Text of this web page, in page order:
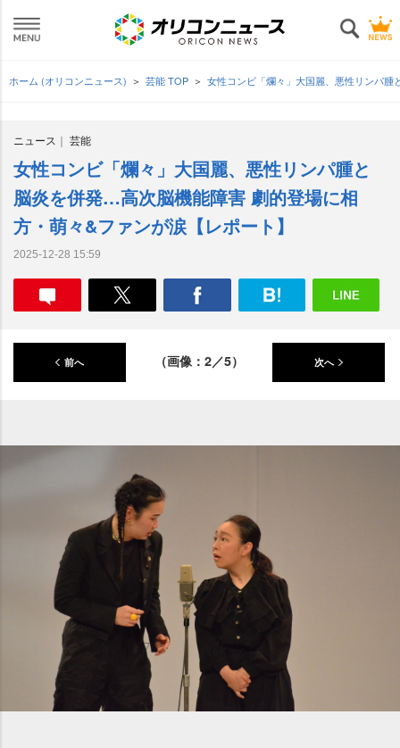
ホーム (オリコンニュース) 芸能 TOP 女性コンビ「爛々」大国麗、悪性リンパ
ニュース 芸能
女性コンビ「爛々」大国麗、悪性リンパ腫と
脳炎を併発…高次脳機能障害 劇的登場に相
方・萌々&ファンが涙【レポート】
2025-12-28 15:59
前へ （画像：2／5） 次へ